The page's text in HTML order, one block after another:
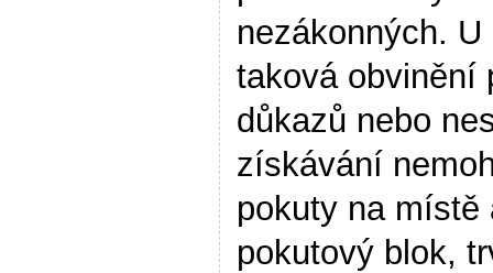
nezákonných.
taková obvinění
důkazů nebo
získávání
pokuty na místě
pokutový blok,